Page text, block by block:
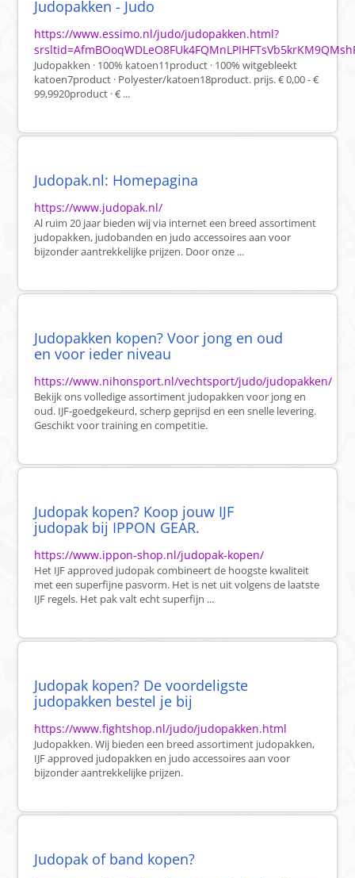
Judopakken - Judo
https://www.essimo.nl/judo/judopakken.html?
Judopakken · 100% katoen11product · 100% witgebleekt
katoen7product · Polyester/katoen18product. prijs. € 0,00 - €
99,9920product · € ...
Judopak.nl: Homepagina
https://www.judopak.nl/
Al ruim 20 jaar bieden wij via internet een breed assortiment
judopakken, judobanden en judo accessoires aan voor
bijzonder aantrekkelijke prijzen. Door onze ...
Judopakken kopen? Voor jong en oud
en voor ieder niveau
https://www.nihonsport.nl/vechtsport/judo/judopakken/
Bekijk ons volledige assortiment judopakken voor jong en
oud. IJF-goedgekeurd, scherp geprijsd en een snelle levering.
Geschikt voor training en competitie.
Judopak kopen? Koop jouw IJF
judopak bij IPPON GEAR.
https://www.ippon-shop.nl/judopak-kopen/
Het IJF approved judopak combineert de hoogste kwaliteit
met een superfijne pasvorm. Het is net uit volgens de laatste
IJF regels. Het pak valt echt superfijn ...
Judopak kopen? De voordeligste
judopakken bestel je bij
https://www.fightshop.nl/judo/judopakken.html
Judopakken. Wij bieden een breed assortiment judopakken,
IJF approved judopakken en judo accessoires aan voor
bijzonder aantrekkelijke prijzen.
Judopak of band kopen?